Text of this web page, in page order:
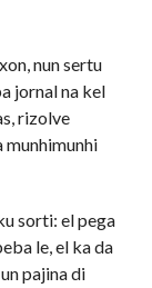
nun sertu
jornal na kel
rizolve
munhimunhi
sorti: el pega
le, el ka da
pajina di